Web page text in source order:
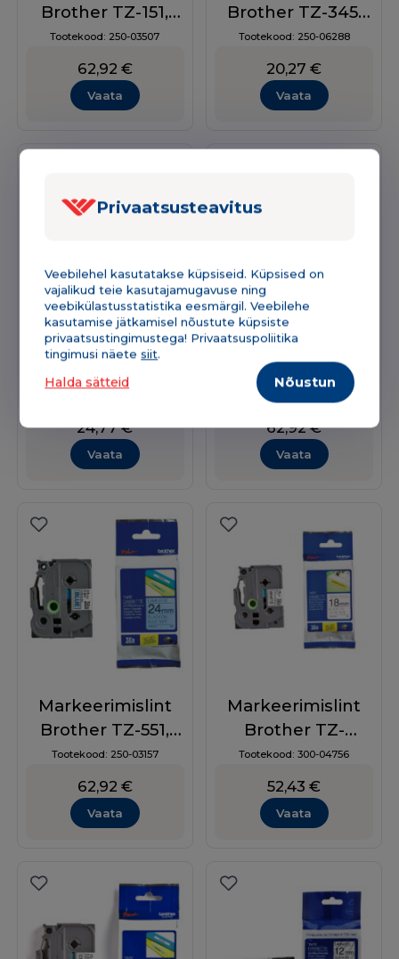
Privaatsusteavitus
Veebilehel kasutatakse küpsiseid. Küpsised on
vajalikud teie kasutajamugavuse ning
veebikülastusstatistika eesmärgil. Veebilehe
kasutamise jätkamisel nõustute küpsiste
privaatsustingimustega! Privaatsuspoliitika
tingimusi näetesiit.
Halda sätteid Nõustun
Brother TZ-151,
24mm
must/läbipaistval
Tootekood: 250-03507
62,92 €
Vaata
Brother TZ-345,
18mm
must/valgel,
analoog
Tootekood: 250-06288
20,27€
Vaata
Markeerimislint
12mm,
analoog
24,77€
Vaata
Markeerimislint
Brother TZ-451,
24mm,
Tootekood: 250-03537
62,92€
Vaata
Markeerimislint
Brother TZ-551,
24mm,
must/sinisel
Tootekood: 250-03157
62,92 €
Vaata
Markeerimislint
Brother TZ-
741,18mm,
must/rohelisel
Tootekood: 300-04756
52,43€
Vaata